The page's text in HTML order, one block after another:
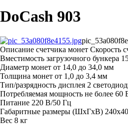
DoCash 903
Описание счетчика монет Скорость
Вместимость загрузочного бункера
Диаметр монет от 14,0 до 34,0 мм
Толщина монет от 1,0 до 3,4 мм
Тип/разрядность дисплея 2
Потребляемая мощность не более 60
Питание 220 В/50 Гц
Габаритные размеры (ШхГхВ)
Вес 8 кг